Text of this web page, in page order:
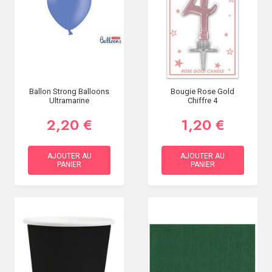
Ballon Strong Balloons
Ultramarine
2,20 €
AJOUTER AU
PANIER
Bougie Rose Gold
Chiffre 4
1,20 €
AJOUTER AU
PANIER